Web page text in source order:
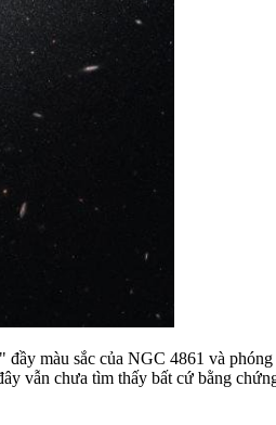
màu sắc của NGC 4861 và
vẫn chưa tìm thấy bất cứ bằng